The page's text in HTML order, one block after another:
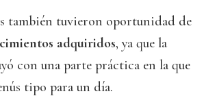
también tuvieron oportunidad de
adquiridos, ya que la
con una parte práctica en la que
tipo para un día.